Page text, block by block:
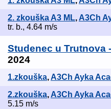
2. zkouška A3 ML, A3Ch
tr. b., 4.64 m/s
Studenec u Trutnova
2024
1.zkouška,A3Ch Ayka
2.zkouška, A3Ch Ayka
5.15 m/s